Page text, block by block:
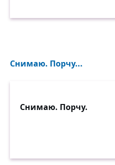
Снимаю. Порчу...
Снимаю. Порчу.